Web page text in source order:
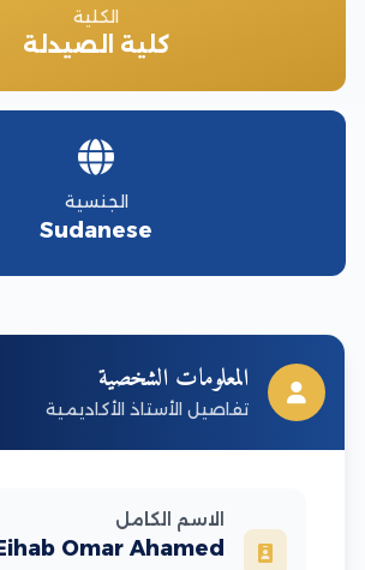
الكلية
كلية الصيدلة
الجنسية
Sudanese
المعلومات الشخصية
تفاصيل الأستاذ الأكاديمية
الاسم الكامل
Eihab Omar Ahamed